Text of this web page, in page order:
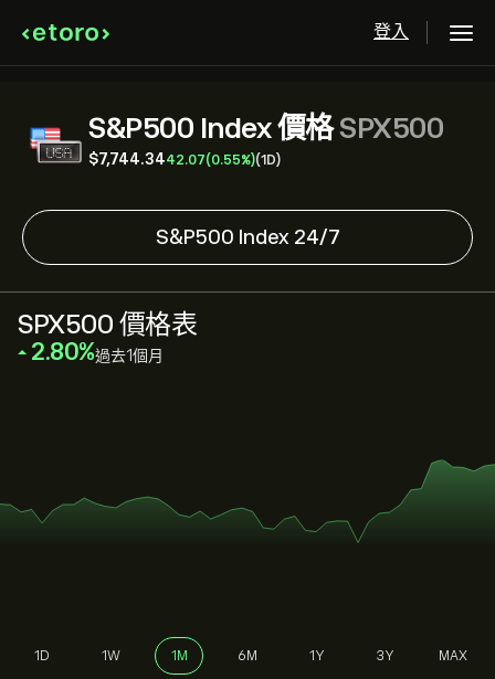
登入
S&P500 Index 價格SPX500
‎$‎7,744.3442.07(0.55%)(1D)
S&P500 Index 24/7
SPX500 價格表
‎2.80‎ 過去1個月
1D 1W 1M 6M 1Y 3Y MAX